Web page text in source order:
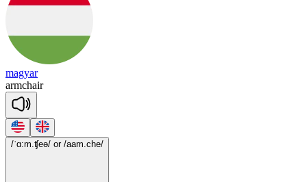
magyar
armchair
/ˈɑ:m.ʧeə/ or /aam.che/